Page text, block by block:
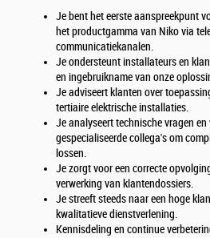
Je bent het eerste aanspreekpunt
het productgamma van Niko via
communicatiekanalen.
Je ondersteunt installateurs en
en ingebruikname van onze
Je adviseert klanten over
tertiaire elektrische installaties.
Je analyseert technische vragen
gespecialiseerde collega's om
lossen.
Je zorgt voor een correcte
verwerking van klantendossiers.
Je streeft steeds naar een hoge
kwalitatieve dienstverlening.
Kennisdeling en continue